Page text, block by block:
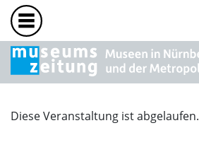
Diese Veranstaltung ist abgelaufen.